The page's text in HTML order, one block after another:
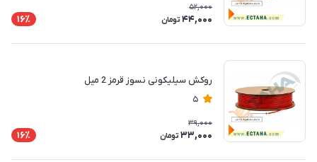
52,000
44,000 تومان 16٪
روکش سیلیکونی نسوز قرمز 2 میل
5
39,000
33,000 تومان 16٪